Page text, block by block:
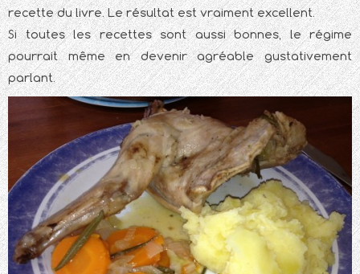
recette du livre. Le résultat est vraiment excellent.
Si toutes les recettes sont aussi bonnes, le régime
pourrait même en devenir agréable gustativement
parlant.